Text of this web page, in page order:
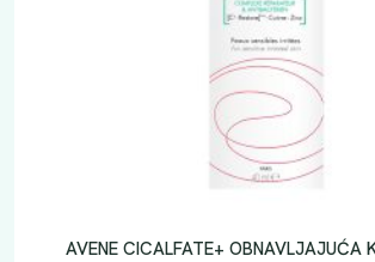
AVENE CICALFATE+ OBNAVLJAJUĆA